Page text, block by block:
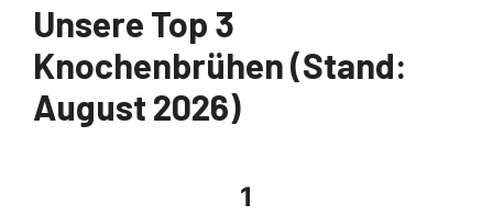
Unsere Top 3
Knochenbrühen (Stand:
August 2026)
1